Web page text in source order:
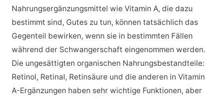
Nahrungsergänzungsmittel wie Vitamin A, die dazu
bestimmt sind, Gutes zu tun, können tatsächlich das
Gegenteil bewirken, wenn sie in bestimmten Fällen
während der Schwangerschaft eingenommen werden.
Die ungesättigten organischen Nahrungsbestandteile:
Retinol, Retinal, Retinsäure und die anderen in Vitamin
A-Ergänzungen haben sehr wichtige Funktionen, aber